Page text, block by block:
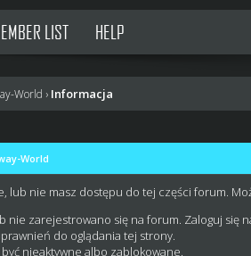
LIST HELP
World › Informacja
World
lub nie masz dostępu do tej części forum.
nie zarejestrowano się na forum. Zaloguj się
do oglądania tej strony.
nieaktywne albo zablokowane.